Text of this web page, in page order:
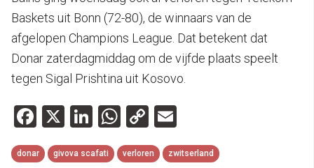
Baskets uit Bonn (72-80), de winnaars van de
afgelopen Champions League. Dat betekent dat
Donar zaterdagmiddag om de vijfde plaats speelt
tegen Sigal Prishtina uit Kosovo.
Facebook
X LinkedIn
WhatsApp
Copy
Link
donar givova scafati verloren zwitserland